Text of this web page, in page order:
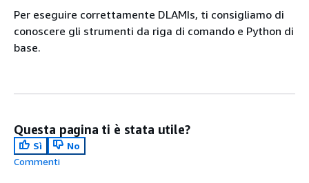
Per eseguire correttamente DLAMIs, ti consigliamo di
conoscere gli strumenti da riga di comando e Python di
base.
Questa pagina ti è stata utile?
Sì
No
Commenti